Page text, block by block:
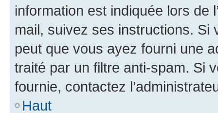
information est indiquée lors de
mail, suivez ses instructions. Si
peut que vous ayez fourni une
traité par un filtre anti-spam. Si
fournie, contactez
Haut